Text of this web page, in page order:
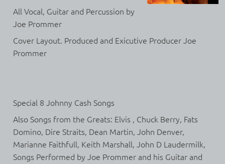
All Vocal, Guitar and Percussion by
Joe Prommer
Cover Layout. Produced and Exicutive Producer Joe
Prommer
Special 8 Johnny Cash Songs
Also Songs from the Greats: Elvis , Chuck Berry, Fats
Domino, Dire Straits, Dean Martin, John Denver,
Marianne Faithfull, Keith Marshall, John D Laudermilk,
Songs Performed by Joe Prommer and his Guitar and